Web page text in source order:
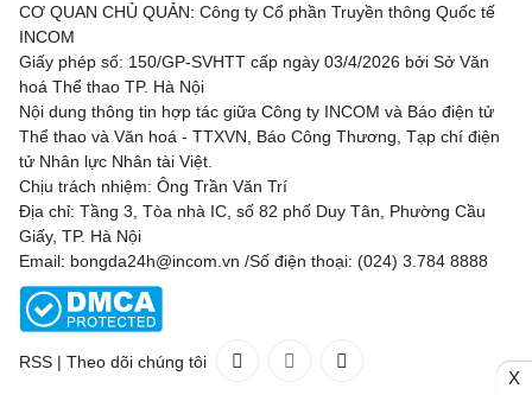
CƠ QUAN CHỦ QUẢN: Công ty Cổ phần Truyền thông Quốc tế
INCOM
Giấy phép số: 150/GP-SVHTT cấp ngày 03/4/2026 bởi Sở Văn
hoá Thể thao TP. Hà Nội
Nội dung thông tin hợp tác giữa Công ty INCOM và Báo điện tử
Thể thao và Văn hoá - TTXVN, Báo Công Thương, Tạp chí điện
tử Nhân lực Nhân tài Việt.
Chịu trách nhiệm: Ông Trần Văn Trí
Địa chỉ: Tầng 3, Tòa nhà IC, số 82 phố Duy Tân, Phường Cầu
Giấy, TP. Hà Nội
Email: bongda24h@incom.vn /Số điện thoại: (024) 3.784 8888
RSS | Theo dõi chúng tôi
X